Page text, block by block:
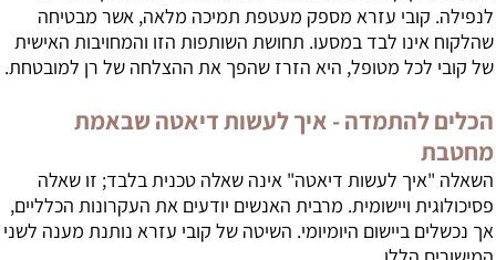
לנפילה. קובי עזרא מספק מעטפת תמיכה מלאה, אשר מבטיחה
שהלקוח אינו לבד במסעו. תחושת השותפות הזו והמחויבות האישית
של קובי לכל מטופל, היא הזרז שהפך את ההצלחה של רן למובטחת.
הכלים להתמדה - איך לעשות דיאטה שבאמת
מחטבת
השאלה "איך לעשות דיאטה" אינה שאלה טכנית בלבד; זו שאלה
פסיכולוגית ויישומית. מרבית האנשים יודעים את העקרונות הכלליים,
אך נכשלים ביישום היומיומי. השיטה של קובי עזרא נותנת מענה לשני